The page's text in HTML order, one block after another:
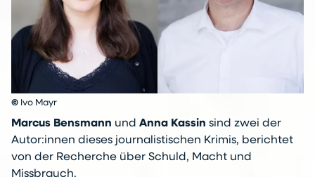
© Ivo Mayr
Marcus Bensmann und Anna Kassin sind zwei der
Autor:innen dieses journalistischen Krimis, berichtet
von der Recherche über Schuld, Macht und
Missbrauch.